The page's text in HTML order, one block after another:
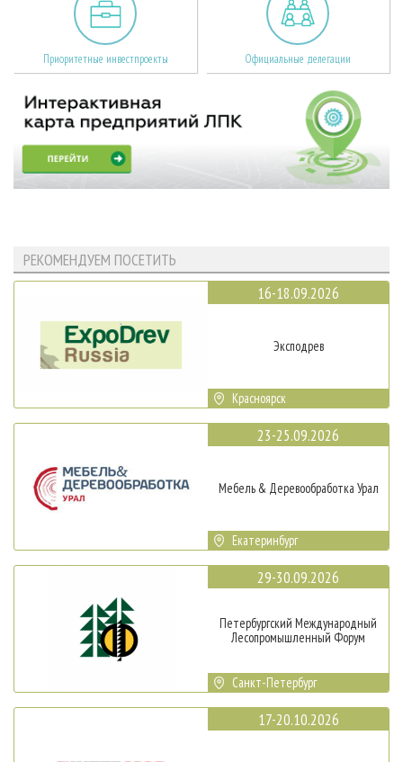
Приоритетные инвестпроекты Официальные делегации
РЕКОМЕНДУЕМ ПОСЕТИТЬ
16-18.09.2026
Эксподрев
Красноярск
23-25.09.2026
Мебель & Деревообработка Урал
Екатеринбург
29-30.09.2026
Петербургский Международный
Лесопромышленный Форум
Санкт-Петербург
17-20.10.2026